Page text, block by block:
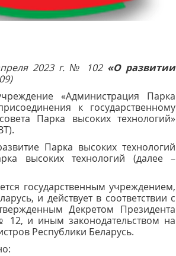
2023 г. № 102 «О развитии
«Администрация Парка
к государственному
Парка высоких технологий»
Парка высоких технологий
высоких технологий (далее –
государственным учреждением,
и действует в соответствии с
Декретом Президента
12, и иным законодательством на
Республики Беларусь.